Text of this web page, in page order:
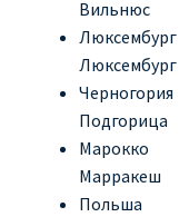
ПРАВИЛА
ПРАВИЛА
РЕЙСАМИ
Вильнюс
Люксембург
Люксембург
Черногория
Подгорица
Марокко
Марракеш
Польша